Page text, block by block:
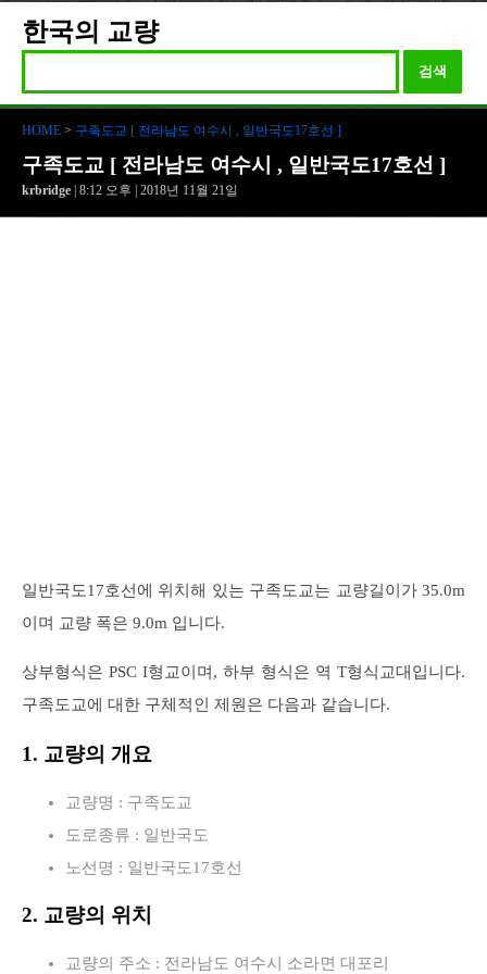
한국의 교량
검색
HOME > 구족도교 [ 전라남도 여수시 , 일반국도17호선 ]
구족도교 [ 전라남도 여수시 , 일반국도17호선 ]
krbridge | 8:12 오후 | 2018년 11월 21일
일반국도17호선에 위치해 있는 구족도교는 교량길이가 35.0m
이며 교량 폭은 9.0m 입니다.
상부형식은 PSC I형교이며, 하부 형식은 역 T형식교대입니다.
구족도교에 대한 구체적인 제원은 다음과 같습니다.
1. 교량의 개요
교량명 : 구족도교
도로종류 : 일반국도
노선명 : 일반국도17호선
2. 교량의 위치
교량의 주소 : 전라남도 여수시 소라면 대포리